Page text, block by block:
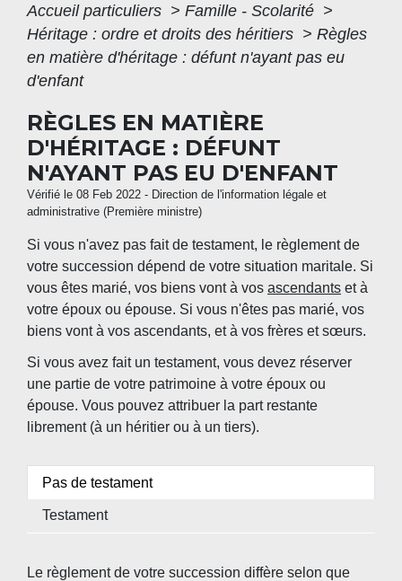
Accueil particuliers > Famille - Scolarité >
Héritage : ordre et droits des héritiers > Règles
en matière d'héritage : défunt n'ayant pas eu
d'enfant
RÈGLES EN MATIÈRE
D'HÉRITAGE : DÉFUNT
N'AYANT PAS EU D'ENFANT
Vérifié le 08 Feb 2022 - Direction de l'information légale et
administrative (Première ministre)
Si vous n'avez pas fait de testament, le règlement de
votre succession dépend de votre situation maritale. Si
vous êtes marié, vos biens vont à vos ascendants et à
votre époux ou épouse. Si vous n'êtes pas marié, vos
biens vont à vos ascendants, et à vos frères et sœurs.
Si vous avez fait un testament, vous devez réserver
une partie de votre patrimoine à votre époux ou
épouse. Vous pouvez attribuer la part restante
librement (à un héritier ou à un tiers).
Pas de testament
Testament
Le règlement de votre succession diffère selon que